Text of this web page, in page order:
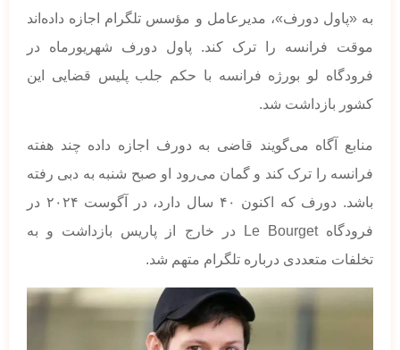
به «پاول دورف»، مدیرعامل و مؤسس تلگرام اجازه داده‌اند
موقت فرانسه را ترک کند. پاول دورف شهریورماه در
فرودگاه لو بورژه فرانسه با حکم جلب پلیس قضایی این
کشور بازداشت شد.
منابع آگاه می‌گویند قاضی به دورف اجازه داده چند هفته
فرانسه را ترک کند و گمان می‌رود او صبح شنبه به دبی رفته
باشد. دورف که اکنون ۴٠ سال دارد، در آگوست ٢٠٢۴ در
فرودگاه Le Bourget در خارج از پاریس بازداشت و به
تخلفات متعددی درباره تلگرام متهم شد.